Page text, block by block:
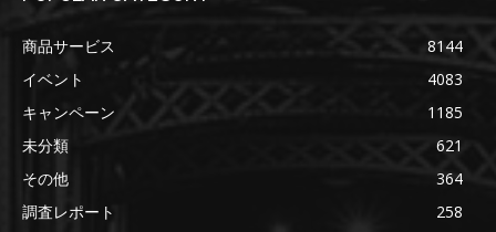
商品サービス
8144
イベント
4083
キャンペーン
1185
未分類
621
その他
364
調査レポート
258